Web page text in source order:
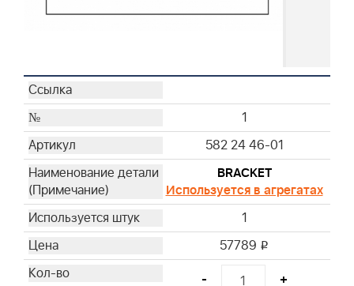
1
582 24 46-01
BRACKET
Используется в агрегатах
1
57789 i
- +